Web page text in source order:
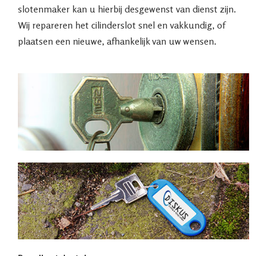
slotenmaker kan u hierbij desgewenst van dienst zijn.
Wij repareren het cilinderslot snel en vakkundig, of
plaatsen een nieuwe, afhankelijk van uw wensen.